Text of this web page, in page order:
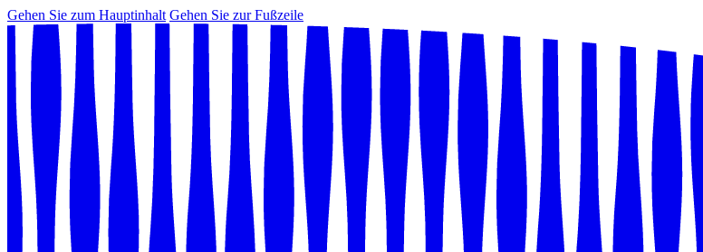
Gehen Sie zum Hauptinhalt Gehen Sie zur Fußzeile